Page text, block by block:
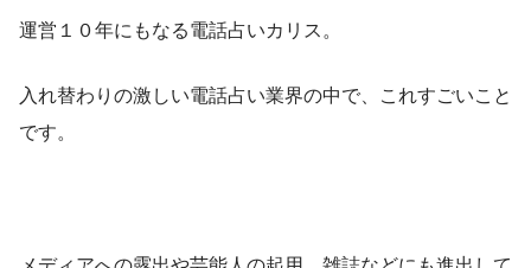
運営１０年にもなる電話占いカリス。
入れ替わりの激しい電話占い業界の中で、これすごいこと
です。